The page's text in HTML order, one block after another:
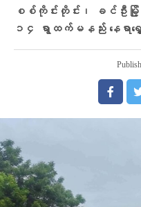
စစ်ကိုင်းတိုင်း၊ ခင်ဦးမြို့နယ်
၁၄ ရွာထက်မနည်း နေရာရွှေ့